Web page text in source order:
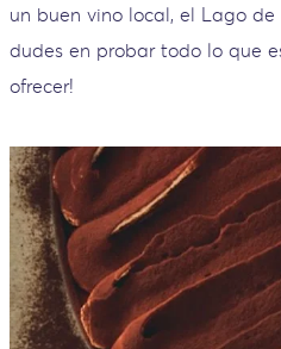
un buen vino local, el Lago
dudes en probar todo lo que
ofrecer!